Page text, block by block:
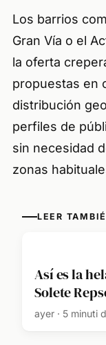
Los barrios
Gran Vía o el
la oferta
propuestas en
distribución
perfiles de
sin necesidad
zonas
LEER
Así es la
Solete
originales
ayer · 5 minuti